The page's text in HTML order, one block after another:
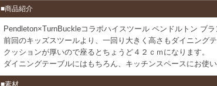
■商品紹介
Pendleton×TurnBuckleコラボハイスツール ペンドルトン ブ
前回のキッズスツールより、一回り大きく高さもダイニング
クッションが厚いので座るとちょうど４２ｃｍになります。
ダイニングテーブルにはもちろん、キッチンスペースにお使
■素材